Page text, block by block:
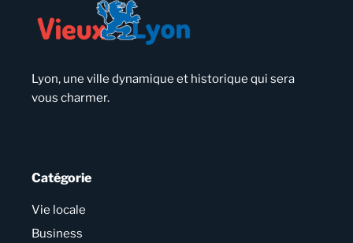
Lyon, une ville dynamique et historique qui sera
vous charmer.
Catégorie
Vie locale
Business